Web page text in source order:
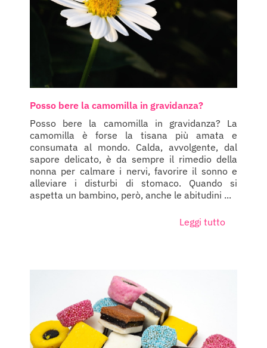
Posso bere la camomilla in gravidanza?
Posso bere la camomilla in gravidanza? La
camomilla è forse la tisana più amata e
consumata al mondo. Calda, avvolgente, dal
sapore delicato, è da sempre il rimedio della
nonna per calmare i nervi, favorire il sonno e
alleviare i disturbi di stomaco. Quando si
aspetta un bambino, però, anche le abitudini ...
Leggi tutto